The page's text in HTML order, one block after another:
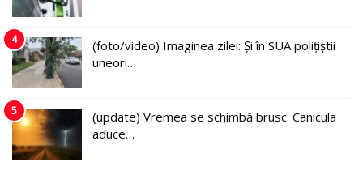
4
(foto/video) Imaginea zilei: Și în SUA polițiștii
uneori…
5
(update) Vremea se schimbă brusc: Canicula
aduce…